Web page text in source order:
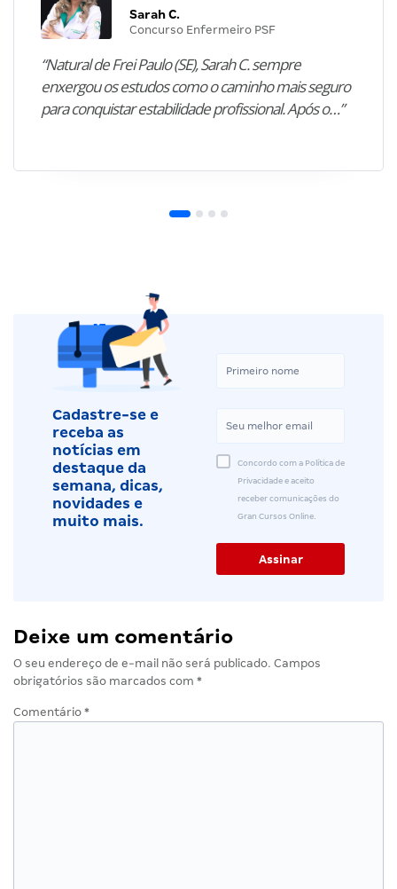
Sarah C.
Concurso Enfermeiro PSF
“Natural de Frei Paulo (SE), Sarah C. sempre
enxergou os estudos como o caminho mais seguro
para conquistar estabilidade profissional. Após o…”
Cadastre-se e
receba as
notícias em
destaque da
semana, dicas,
novidades e
muito mais.
Concordo com a Política de
Privacidade e aceito
receber comunicações do
Gran Cursos Online.
Deixe um comentário
O seu endereço de e-mail não será publicado. Campos
obrigatórios são marcados com *
Comentário *